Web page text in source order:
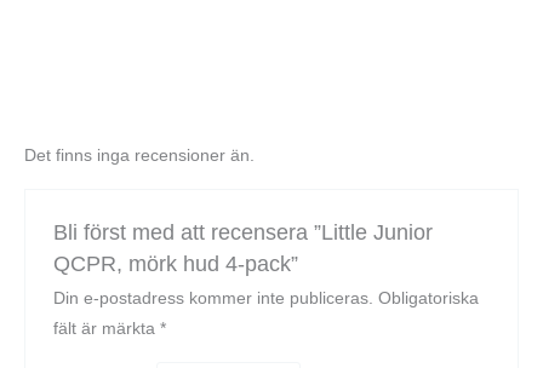
Det finns inga recensioner än.
Bli först med att recensera ”Little Junior
QCPR, mörk hud 4-pack”
Din e-postadress kommer inte publiceras. Obligatoriska
fält är märkta *